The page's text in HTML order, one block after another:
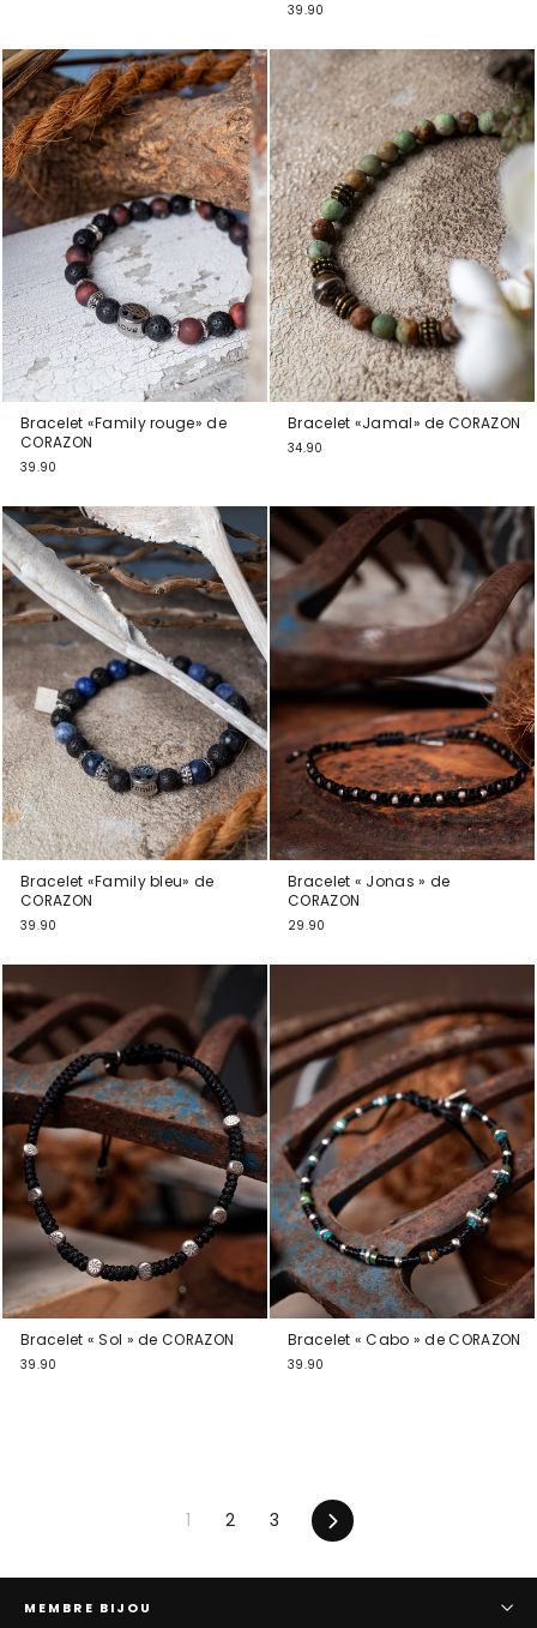
39.90
Bracelet «Family rouge» de
CORAZON
39.90
Bracelet «Jamal» de CORAZON
34.90
Bracelet «Family bleu» de
CORAZON
39.90
Bracelet « Jonas » de
CORAZON
29.90
Bracelet « Sol » de CORAZON
39.90
Bracelet « Cabo » de CORAZON
39.90
1 2 3
En
avant
MEMBRE BIJOU